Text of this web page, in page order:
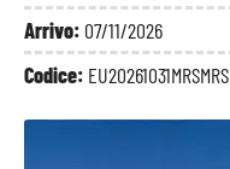
Arrivo: 07/11/2026
Codice: EU20261031MRSMRS